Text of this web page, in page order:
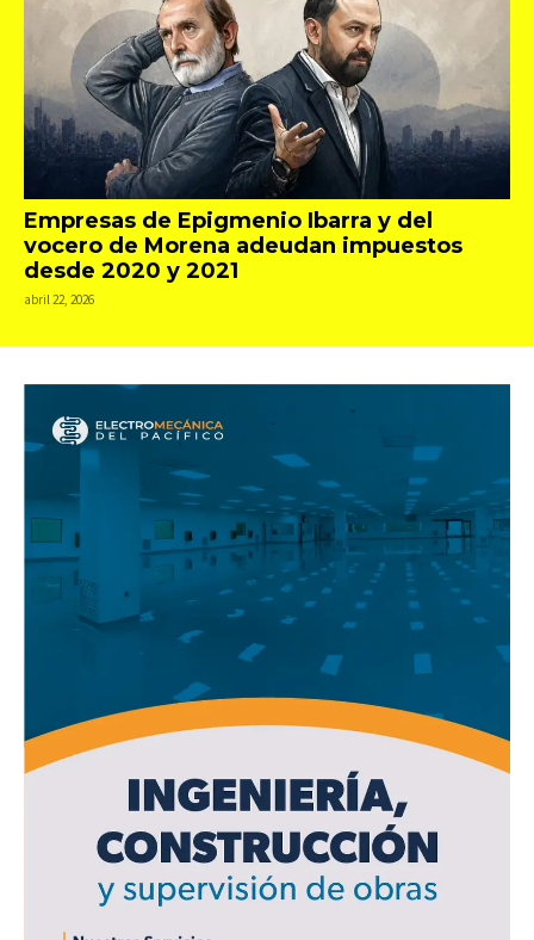
Empresas de Epigmenio Ibarra y del
vocero de Morena adeudan impuestos
desde 2020 y 2021
abril 22, 2026